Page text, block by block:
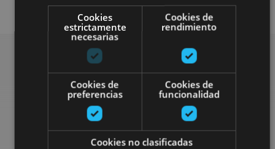
Rechercher plus de
sorties
Cookies
estrictamente
necesarias
Cookies de
rendimiento
Cookies de
preferencias
Cookies de
funcionalidad
Cookies no clasificadas